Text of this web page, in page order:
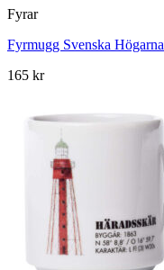
Fyrar
Fyrmugg Svenska Högarna
165 kr